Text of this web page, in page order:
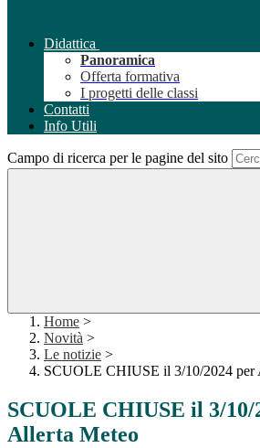
Didattica
Panoramica
Offerta formativa
I progetti delle classi
Contatti
Info Utili
Campo di ricerca per le pagine del sito
Home >
Novità >
Le notizie >
SCUOLE CHIUSE il 3/10/2024 per
SCUOLE CHIUSE il 3/10/
Allerta Meteo